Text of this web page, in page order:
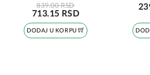
839.00 RSD
713.15 RSD
DODAJ U KORPU